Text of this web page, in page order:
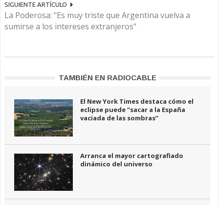
SIGUIENTE ARTÍCULO
La Poderosa: "Es muy triste que Argentina vuelva a
sumirse a los intereses extranjeros"
TAMBIÉN EN RADIOCABLE
El New York Times destaca cómo el
eclipse puede “sacar a la España
vaciada de las sombras”
Arranca el mayor cartografiado
dinámico del universo